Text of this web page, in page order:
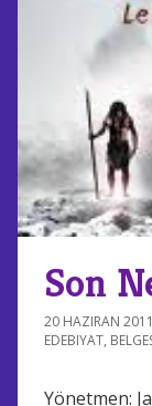
Son
20 HAZIRAN 2011
EDEBIYAT,
Yönetmen: